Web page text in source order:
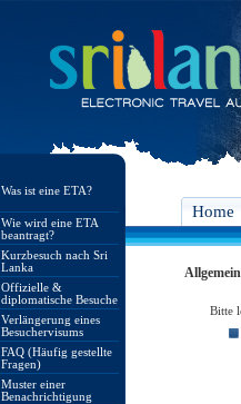
Was ist eine ETA?
Wie wird eine ETA
beantragt?
Kurzbesuch nach Sri
Lanka
Offizielle &
diplomatische Besuche
Verlängerung eines
Besuchervisums
FAQ (Häufig gestellte
Fragen)
Muster einer
Benachrichtigung
Home
Bitte